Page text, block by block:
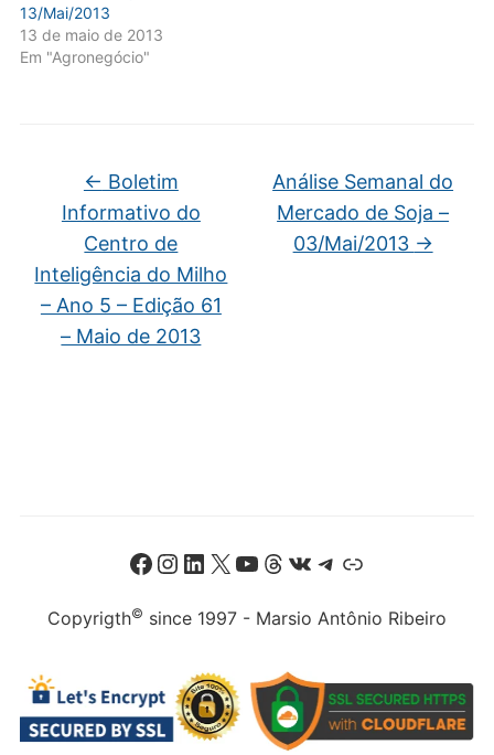
13/Mai/2013
13 de maio de 2013
Em "Agronegócio"
← Boletim
Informativo do
Centro de
Inteligência do Milho
– Ano 5 – Edição 61
– Maio de 2013
Análise Semanal do
Mercado de Soja –
03/Mai/2013 →
Facebook Instagram LinkedIn X Youtube Threads
Copyrigth© since 1997 - Marsio Antônio Ribeiro